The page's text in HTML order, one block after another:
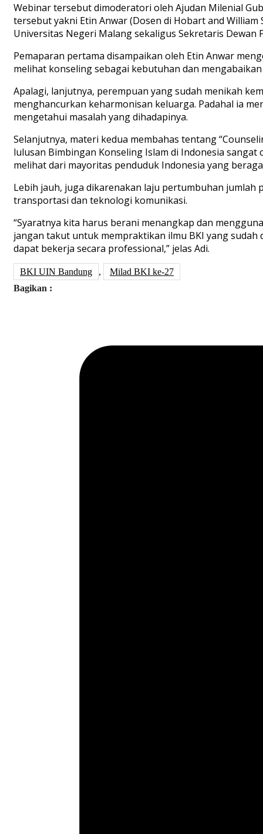
Webinar tersebut dimoderatori oleh Ajudan Milenial
tersebut yakni Etin Anwar (Dosen di Hobart and
Universitas Negeri Malang sekaligus Sekretaris Dewan
Pemaparan pertama disampaikan oleh Etin Anwar
melihat konseling sebagai kebutuhan dan
Apalagi, lanjutnya, perempuan yang sudah menikah
menghancurkan keharmonisan keluarga. Padahal ia
mengetahui masalah yang dihadapinya.
Selanjutnya, materi kedua membahas tentang
lulusan Bimbingan Konseling Islam di Indonesia
melihat dari mayoritas penduduk Indonesia yang
Lebih jauh, juga dikarenakan laju pertumbuhan jumlah
transportasi dan teknologi komunikasi.
“Syaratnya kita harus berani menangkap dan
jangan takut untuk mempraktikan ilmu BKI yang
dapat bekerja secara professional,” jelas Adi.
BKI UIN Bandung ,
Milad BKI ke-27
Bagikan :